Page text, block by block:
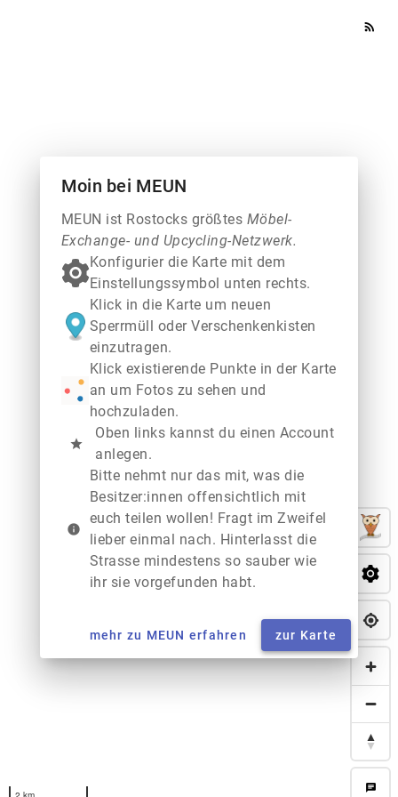
rss_feed
chat
Moin bei MEUN
MEUN ist Rostocks größtes Möbel-
Exchange- und Upcycling-Netzwerk.
Konfigurier die Karte mit dem
Einstellungssymbol unten rechts.
Klick in die Karte um neuen
Sperrmüll oder Verschenkenkisten
einzutragen.
Klick existierende Punkte in der Karte
an um Fotos zu sehen und
hochzuladen.
star
Oben links kannst du einen Account
anlegen.
info
Bitte nehmt nur das mit, was die
Besitzer:innen offensichtlich mit
euch teilen wollen! Fragt im Zweifel
lieber einmal nach. Hinterlasst die
Strasse mindestens so sauber wie
ihr sie vorgefunden habt.
mehr zu MEUN erfahren zur Karte